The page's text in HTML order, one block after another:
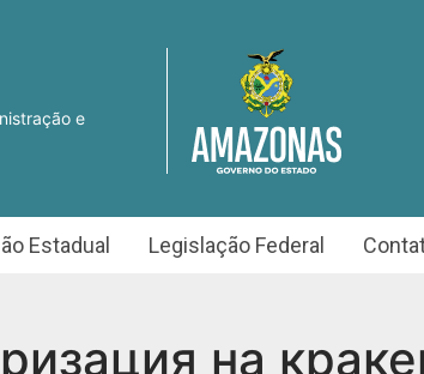
e
Estadual Legislação Federal
на